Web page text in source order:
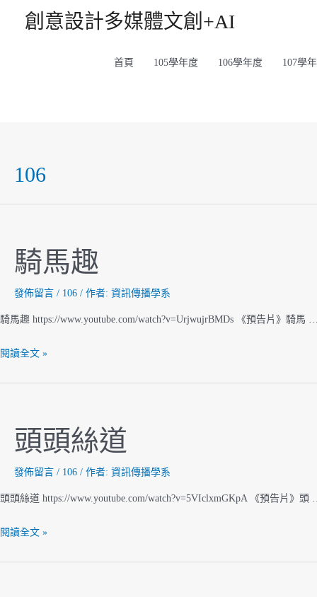
創意設計多媒體文創+AI
首頁 105學年度 106學年度 107學
106
騎馬趣
發佈留言 / 106 / 作者: 資訊傳播學系
騎馬趣 https://www.youtube.com/watch?v=UrjwujrBMDs 《預告片》騎馬
騎
閱讀全文 »
頭頭絲道
發佈留言 / 106 / 作者: 資訊傳播學系
頭頭絲道 https://www.youtube.com/watch?v=5VIclxmGKpA 《預告片》頭
頭
閱讀全文 »